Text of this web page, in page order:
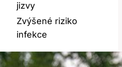
jizvy
Zvýšené riziko
‍infekce